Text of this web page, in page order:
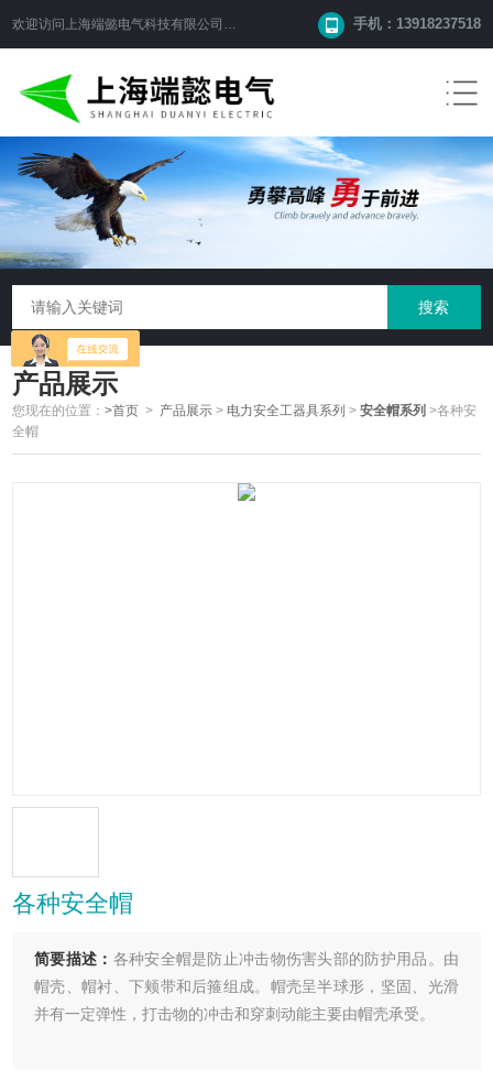
欢迎访问 上海端懿电气科技有限公司 网站！ 手机：13918237518
产品展示
您现在的位置：>首页 > 产品展示 > 电力安全工器具系列 >安全帽系列 >各种安
全帽
各种安全帽
简要描述： 各种安全帽是防止冲击物伤害头部的防护用品。由
帽壳、帽衬、下颊带和后箍组成。帽壳呈半球形，坚固、光滑
并有一定弹性，打击物的冲击和穿刺动能主要由帽壳承受。